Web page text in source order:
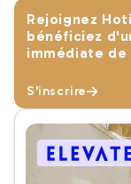
Rejoignez
bénéficiez
immédiate de
S'inscrire